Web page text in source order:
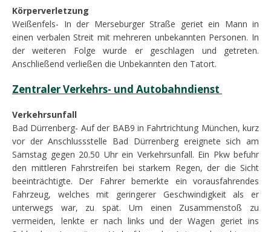
Körperverletzung
Weißenfels- In der Merseburger Straße geriet ein Mann in
einen verbalen Streit mit mehreren unbekannten Personen. In
der weiteren Folge wurde er geschlagen und getreten.
Anschließend verließen die Unbekannten den Tatort.
Zentraler Verkehrs- und Autobahndienst
Verkehrsunfall
Bad Dürrenberg- Auf der BAB9 in Fahrtrichtung München, kurz
vor der Anschlussstelle Bad Dürrenberg ereignete sich am
Samstag gegen 20.50 Uhr ein Verkehrsunfall. Ein Pkw befuhr
den mittleren Fahrstreifen bei starkem Regen, der die Sicht
beeinträchtigte. Der Fahrer bemerkte ein vorausfahrendes
Fahrzeug, welches mit geringerer Geschwindigkeit als er
unterwegs war, zu spät. Um einen Zusammenstoß zu
vermeiden, lenkte er nach links und der Wagen geriet ins